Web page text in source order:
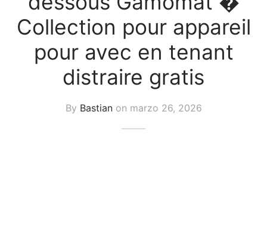
Collection pour appareil
pour avec en tenant
distraire gratis
By Bastianon marzo 26, 2026
y Blazer
Enteros y Faldas